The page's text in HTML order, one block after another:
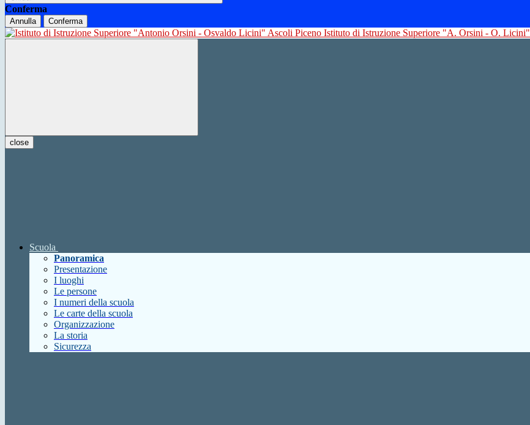
Conferma
Annulla Conferma
Istituto di Istruzione Superiore "A. Orsini - O. Licini"
close
Scuola
Panoramica
Presentazione
I luoghi
Le persone
I numeri della scuola
Le carte della scuola
Organizzazione
La storia
Sicurezza